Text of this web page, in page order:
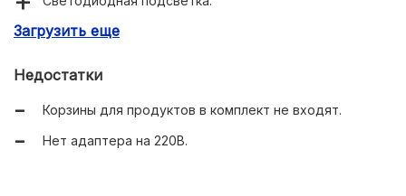
Защелка на крышке.
Загрузить еще
Недостатки
Корзины для продуктов в комплект не входят.
Нет адаптера на 220В.